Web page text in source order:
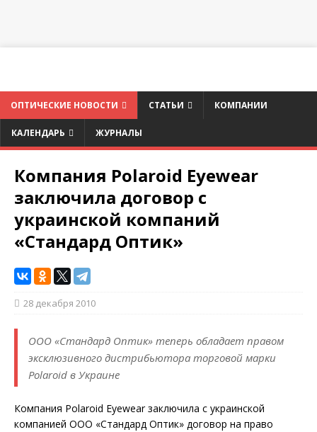
ОПТИЧЕСКИЕ НОВОСТИ СТАТЬИ КОМПАНИИ
КАЛЕНДАРЬ ЖУРНАЛЫ
Компания Polaroid Eyewear
заключила договор с
украинской компаний
«Стандард Оптик»
28 декабря 2010
ООО «Стандард Оптик» теперь обладает правом
эксклюзивного дистрибьютора торговой марки
Polaroid в Украине
Компания Polaroid Eyewear заключила с украинской
компанией ООО «Стандард Оптик» договор на право